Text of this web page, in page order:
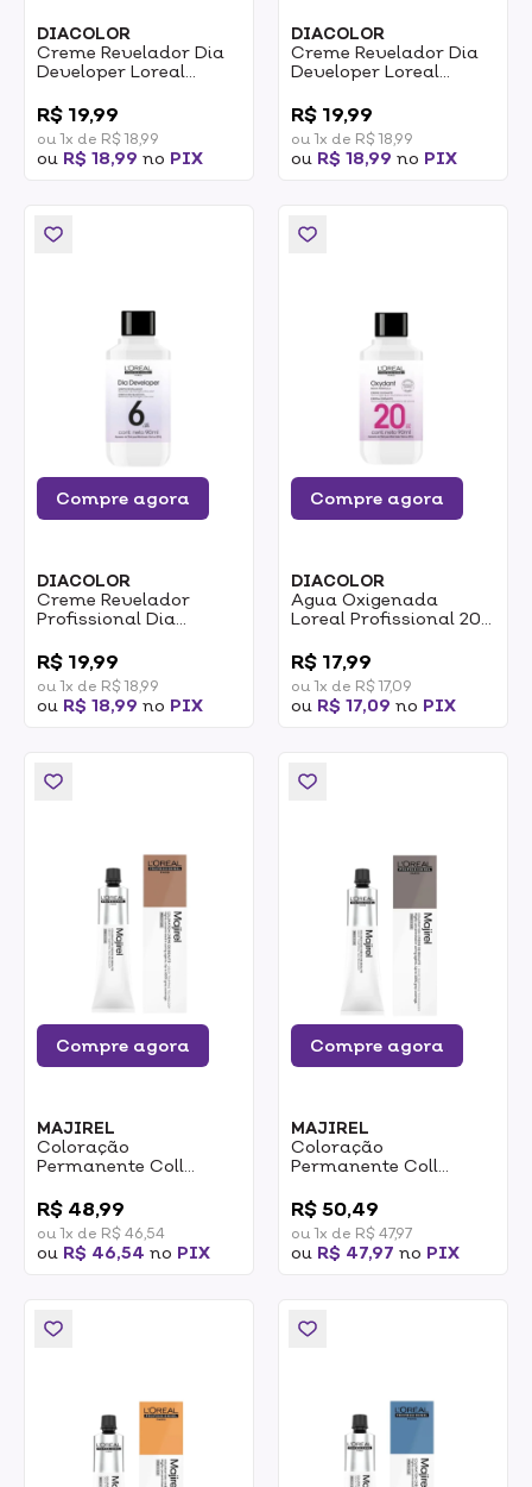
DIACOLOR
Creme Revelador Dia
Developer Loreal
90ml
R$ 19,99
ou 1x de R$ 18,99
ou R$ 18,99 no PIX
DIACOLOR
Creme Revelador Dia
Developer Loreal
R$ 19,99
ou 1x de R$ 18,99
ou R$ 18,99 no PIX
Compre agora
DIACOLOR
Creme Revelador
Profissional Dia
R$ 19,99
ou 1x de R$ 18,99
ou R$ 18,99 no PIX
Compre agora
DIACOLOR
Agua Oxigenada
Loreal Profissional 20
R$ 17,99
ou 1x de R$ 17,09
ou R$ 17,09 no PIX
Compre agora
MAJIREL
Coloração
Permanente Coll
6.8 Loiro Escuro
Marrom Natural
Luminoso 60g
R$ 48,99
ou 1x de R$ 46,54
ou R$ 46,54 no PIX
Compre agora
MAJIREL
Coloração
Permanente Coll
6.13 Loiro Escuro
Acinzentado Dourado
60g
R$ 50,49
ou 1x de R$ 47,97
ou R$ 47,97 no PIX